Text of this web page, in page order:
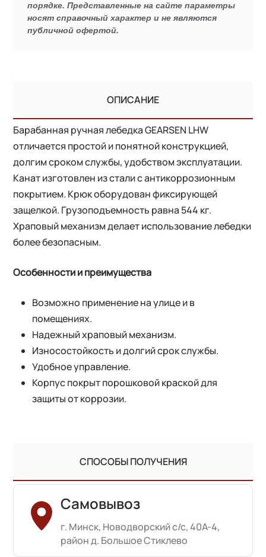
порядке. Представленные на сайте параметры
носят справочный характер и не являются
публичной офертой.
ОПИСАНИЕ
Барабанная ручная лебедка GEARSEN LHW
отличается простой и понятной конструкцией,
долгим сроком службы, удобством эксплуатации.
Канат изготовлен из стали с антикоррозионным
покрытием. Крюк оборудован фиксирующей
защелкой. Грузоподъемность равна 544 кг.
Храповый механизм делает использование лебедки
более безопасным.
Особенности и преимущества
Возможно применение на улице и в
помещениях.
Надежный храповый механизм.
Износостойкость и долгий срок службы.
Удобное управление.
Корпус покрыт порошковой краской для
защиты от коррозии.
СПОСОБЫ ПОЛУЧЕНИЯ
Самовывоз
г. Минск, Новодворский с/с, 40А-4,
район д. Большое Стиклево